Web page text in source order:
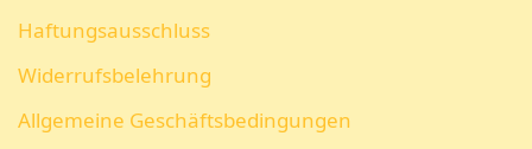
Haftungsausschluss
Widerrufsbelehrung
Allgemeine Geschäftsbedingungen